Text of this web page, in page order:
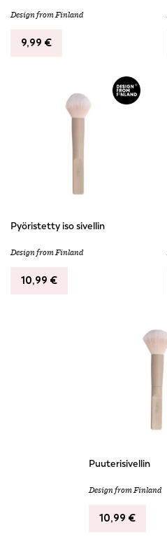
Design from Finland
9,99 €
Pyöristetty iso sivellin
Design from Finland
10,99 €
Puuterisivellin
Design from Finland
10,99 €